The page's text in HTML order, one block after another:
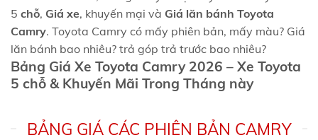
5 chỗ, Giá xe, khuyến mại và Giá lăn bánh Toyota
Camry. Toyota Camry có mấy phiên bản, mấy màu? Giá
lăn bánh bao nhiêu? trả góp trả trước bao nhiêu?
Bảng Giá Xe Toyota Camry 2026 – Xe Toyota
5 chỗ & Khuyến Mãi Trong Tháng này
BẢNG GIÁ CÁC PHIÊN BẢN CAMRY